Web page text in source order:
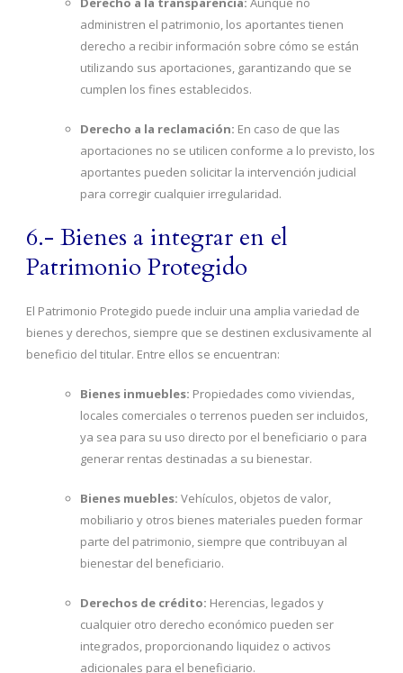
administren el patrimonio, los aportantes tienen
derecho a recibir información sobre cómo se están
utilizando sus aportaciones, garantizando que se
cumplen los fines establecidos.
Derecho a la reclamación: En caso de que las
aportaciones no se utilicen conforme a lo previsto, los
aportantes pueden solicitar la intervención judicial
para corregir cualquier irregularidad.
6.- Bienes a integrar en el
Patrimonio Protegido
El Patrimonio Protegido puede incluir una amplia variedad de
bienes y derechos, siempre que se destinen exclusivamente al
beneficio del titular. Entre ellos se encuentran:
Bienes inmuebles: Propiedades como viviendas,
locales comerciales o terrenos pueden ser incluidos,
ya sea para su uso directo por el beneficiario o para
generar rentas destinadas a su bienestar.
Bienes muebles: Vehículos, objetos de valor,
mobiliario y otros bienes materiales pueden formar
parte del patrimonio, siempre que contribuyan al
bienestar del beneficiario.
Derechos de crédito: Herencias, legados y
cualquier otro derecho económico pueden ser
integrados, proporcionando liquidez o activos
adicionales para el beneficiario.